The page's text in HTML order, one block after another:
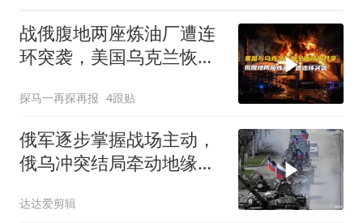
战俄腹地两座炼油厂遭连
环突袭，美国乌克兰恢复
探马一再探再报 4跟贴
俄军逐步掌握战场主动，
俄乌冲突结局牵动地缘格
达达爱剪辑